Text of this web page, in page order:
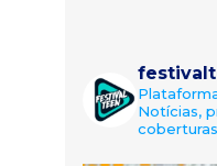
Notícias,